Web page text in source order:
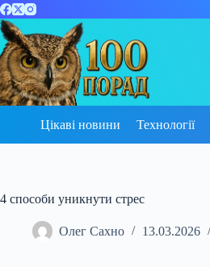
Перейти
до
вмісту
Цікаві новини Технології
4 способи уникнути стрес
Олег Сахно 13.03.2026